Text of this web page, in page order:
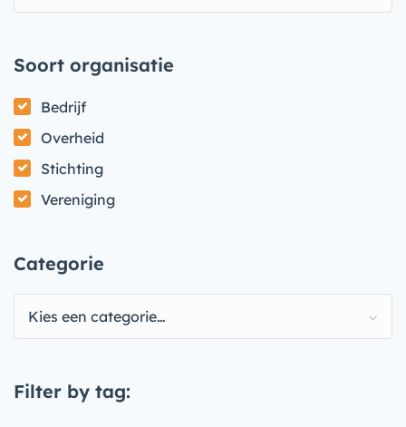
Soort organisatie
Bedrijf
Overheid
Stichting
Vereniging
Categorie
Kies een categorie…
Filter by tag: